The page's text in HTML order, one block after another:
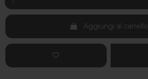
Aggiungi al carrello